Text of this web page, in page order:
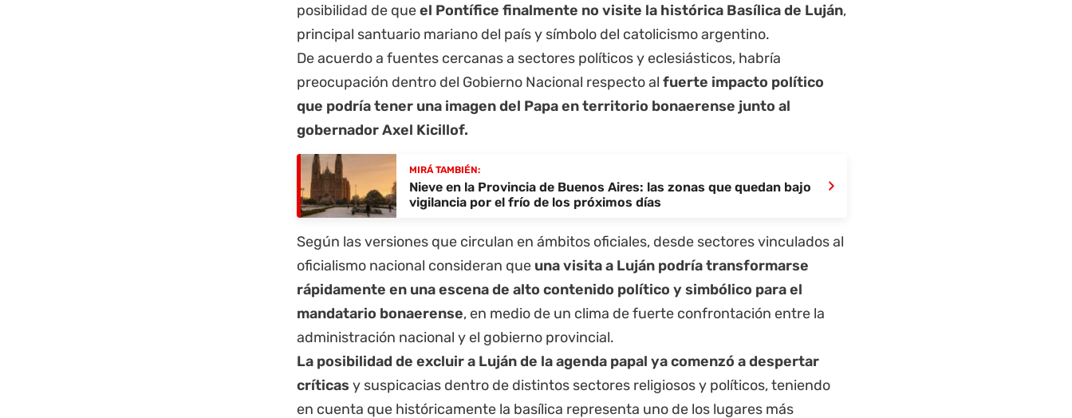
posibilidad de queel Pontífice finalmente no visite la histórica Basílica de Luján,
principal santuario mariano del país y símbolo del catolicismo argentino.
De acuerdo a fuentes cercanas a sectores políticos y eclesiásticos, habría
preocupación dentro del Gobierno Nacional respecto al fuerte impacto político
que podría tener una imagen del Papa en territorio bonaerense junto al
gobernador Axel Kicillof.
MIRÁ TAMBIÉN:
Nieve en la Provincia de Buenos Aires: las zonas que quedan bajo
vigilancia por el frío de los próximos días
›
Según las versiones que circulan en ámbitos oficiales, desde sectores vinculados al
oficialismo nacional consideran que una visita a Luján podría transformarse
rápidamente en una escena de alto contenido político y simbólico para el
mandatario bonaerense, en medio de un clima de fuerte confrontación entre la
administración nacional y el gobierno provincial.
La posibilidad de excluir a Luján de la agenda papal ya comenzó a despertar
críticas y suspicacias dentro de distintos sectores religiosos y políticos, teniendo
en cuenta que históricamente la basílica representa uno de los lugares más